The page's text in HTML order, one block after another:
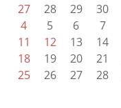
27 28 29 30
4
5 6 7
11
12 13 14
18
19 20 21
25
26 27 28